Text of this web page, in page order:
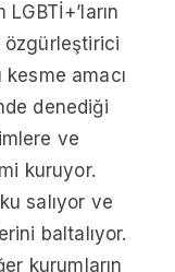
LGBTİ+’ların
özgürleştirici
amacı
denediği
ve
kuruyor.
salıyor ve
baltalıyor.
kurumların